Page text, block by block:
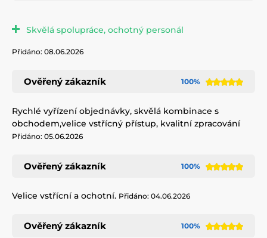
Skvělá spolupráce, ochotný personál
Přidáno: 08.06.2026
Ověřený zákazník 100%
Rychlé vyřízení objednávky, skvělá kombinace s
obchodem,velice vstřícný přístup, kvalitní zpracování
Přidáno: 05.06.2026
Ověřený zákazník 100%
Velice vstřícní a ochotní. Přidáno: 04.06.2026
Ověřený zákazník 100%